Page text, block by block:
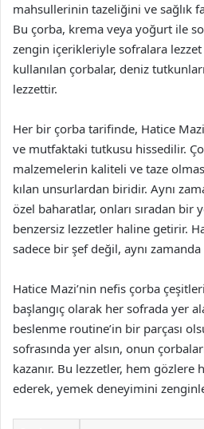
mahsullerinin tazeliğini ve sağlık
Bu çorba, krema veya yoğurt ile
zengin içerikleriyle sofralara
kullanılan çorbalar, deniz
lezzettir.
Her bir çorba tarifinde, Hatice
ve mutfaktaki tutkusu hissedilir.
malzemelerin kaliteli ve taze
kılan unsurlardan biridir. Aynı
özel baharatlar, onları sıradan bir
benzersiz lezzetler haline getirir.
sadece bir şef değil, aynı zamanda
Hatice Mazi’nin nefis çorba
başlangıç olarak her sofrada yer
beslenme routine’in bir parçası
sofrasında yer alsın, onun
kazanır. Bu lezzetler, hem
ederek, yemek deneyimini